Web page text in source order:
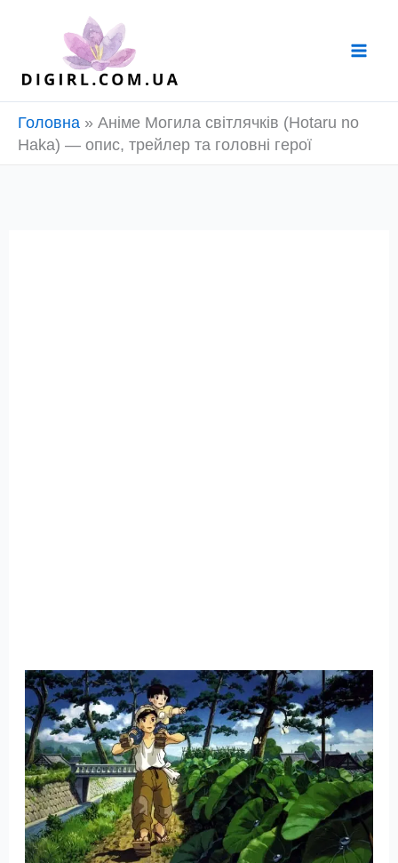
Головна » Аніме Могила світлячків (Hotaru no
Haka) — опис, трейлер та головні герої